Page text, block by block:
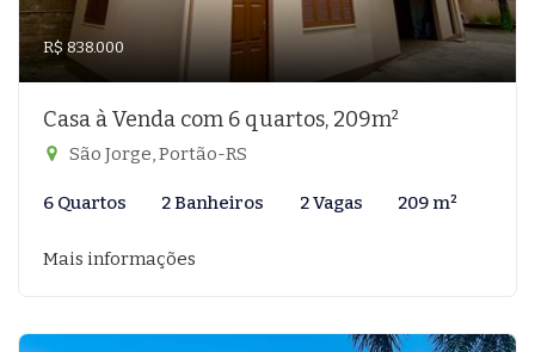
R$ 838.000
Casa à Venda com 6 quartos, 209m²
São Jorge, Portão-RS
6 Quartos 2 Banheiros 2 Vagas 209 m²
Mais informações